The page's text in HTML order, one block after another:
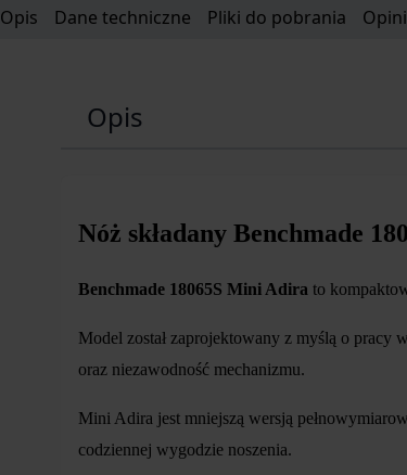
Opis Dane techniczne Pliki do pobrania
Opis
Nóż składany Benchmade
Benchmade 18065S Mini Adira to
Model został zaprojektowany z myślą o
oraz niezawodność mechanizmu.
Mini Adira jest mniejszą wersją
codziennej wygodzie noszenia.